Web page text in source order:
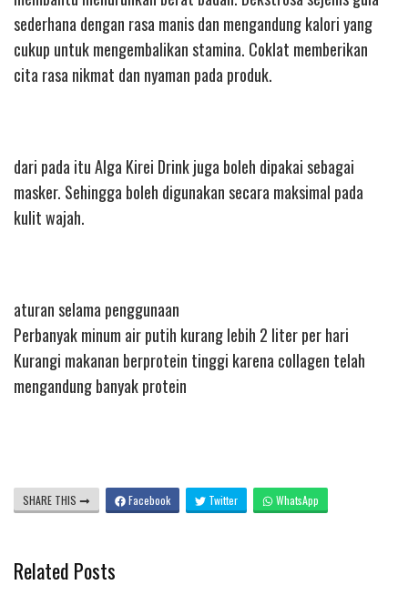
sederhana dengan rasa manis dan mengandung kalori yang
cukup untuk mengembalikan stamina. Coklat memberikan
cita rasa nikmat dan nyaman pada produk.
dari pada itu Alga Kirei Drink juga boleh dipakai sebagai
masker. Sehingga boleh digunakan secara maksimal pada
kulit wajah.
aturan selama penggunaan
Perbanyak minum air putih kurang lebih 2 liter per hari
Kurangi makanan berprotein tinggi karena collagen telah
mengandung banyak protein
SHARE THIS Facebook Twitter WhatsApp
Related Posts